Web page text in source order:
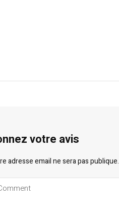
votre avis
adresse email ne sera pas publique.